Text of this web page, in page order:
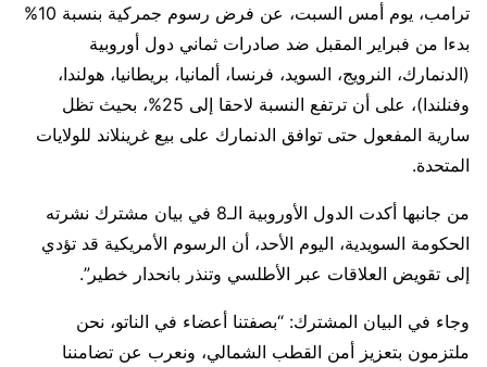
ترامب، يوم أمس السبت، عن فرض رسوم جمركية بنسبة 10%
بدءا من فبراير المقبل ضد صادرات ثماني دول أوروبية
(الدنمارك، النرويج، السويد، فرنسا، ألمانيا، بريطانيا، هولندا،
وفنلندا)، على أن ترتفع النسبة لاحقا إلى 25%، بحيث تظل
سارية المفعول حتى توافق الدنمارك على بيع غرينلاند للولايات
المتحدة.
من جانبها أكدت الدول الأوروبية الـ8 في بيان مشترك نشرته
الحكومة السويدية، اليوم الأحد، أن الرسوم الأمريكية قد تؤدي
إلى تقويض العلاقات عبر الأطلسي وتنذر بانحدار خطير”.
وجاء في البيان المشترك: “بصفتنا أعضاء في الناتو، نحن
ملتزمون بتعزيز أمن القطب الشمالي، ونعرب عن تضامننا